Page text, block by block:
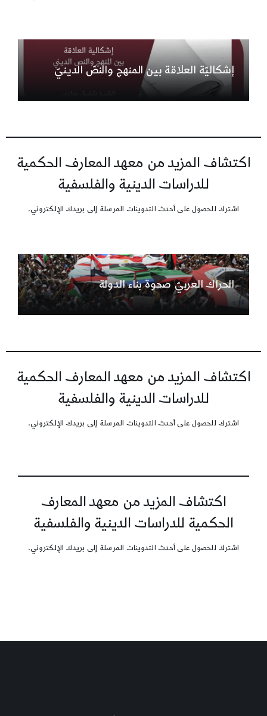
إشكاليّة العلاقة بين المنهج والنصّ الدينيّ
اكتشاف المزيد من معهد المعارف الحكمية
للدراسات الدينية والفلسفية
اشترك للحصول على أحدث التدوينات المرسلة إلى بريدك الإلكتروني.
الحراك العربيّ صحوة بناء الدولة
اكتشاف المزيد من معهد المعارف الحكمية
للدراسات الدينية والفلسفية
اشترك للحصول على أحدث التدوينات المرسلة إلى بريدك الإلكتروني.
اكتشاف المزيد من معهد المعارف
الحكمية للدراسات الدينية والفلسفية
اشترك للحصول على أحدث التدوينات المرسلة إلى بريدك الإلكتروني.